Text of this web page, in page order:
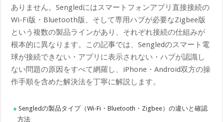
ありません。Sengledにはスマートフォンアプリ直接接続の
Wi-Fi版・Bluetooth版、そして専用ハブが必要なZigbee版
という複数の製品ラインがあり、それぞれ接続の仕組みが
根本的に異なります。この記事では、Sengledのスマート電
球が接続できない・アプリに表示されない・ハブが認識し
ない問題の原因をすべて網羅し、iPhone・Android双方の操
作手順を含めた解決法を丁寧に解説します。
Sengledの製品タイプ（Wi-Fi・Bluetooth・Zigbee）の違いと確認
方法